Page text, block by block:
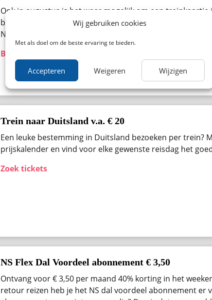
Wij gebruiken cookies
Met als doel om de beste ervaring te bieden.
Accepteren Weigeren Wijzigen
Ook in augustus ​is het weer mogelijk om een
bestellen. Denk aan een pretpark, een beurs, museum of
Nederland. Bekijk alle beschikbare uitjes van de NS
Bekijk aanbieding
Trein naar Duitsland v.a. € 20
Een leuke bestemming in Duitsland bezoeken per trein?
prijskalender en vind voor elke gewenste reisdag het
Zoek tickets
NS Flex Dal Voordeel abonnement € 3,50
Ontvang voor € 3,50 per maand 40% korting in het
retour reizen heb je het NS dal voordeel abonnement er